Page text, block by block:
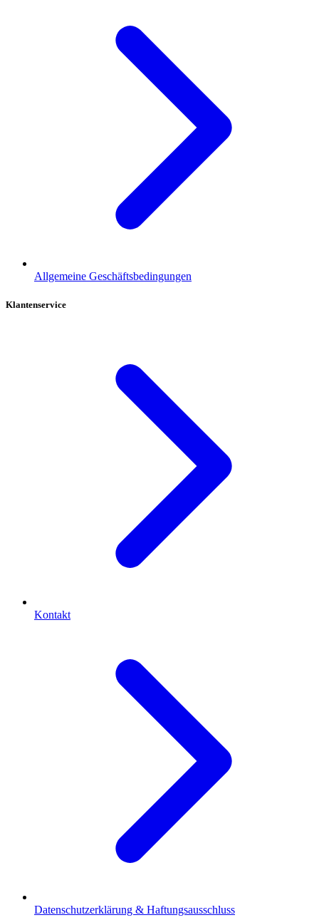
Allgemeine Geschäftsbedingungen
Klantenservice
Kontakt
Datenschutzerklärung & Haftungsausschluss